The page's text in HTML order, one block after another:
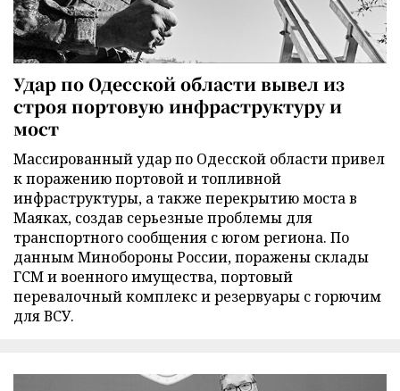
Удар по Одесской области вывел из
строя портовую инфраструктуру и
мост
Массированный удар по Одесской области привел
к поражению портовой и топливной
инфраструктуры, а также перекрытию моста в
Маяках, создав серьезные проблемы для
транспортного сообщения с югом региона. По
данным Минобороны России, поражены склады
ГСМ и военного имущества, портовый
перевалочный комплекс и резервуары с горючим
для ВСУ.